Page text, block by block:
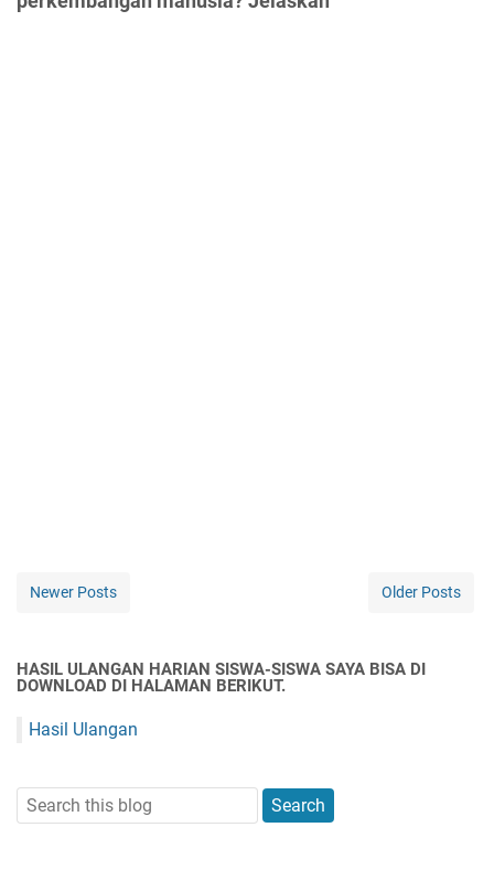
Newer Posts Older Posts
HASIL ULANGAN HARIAN SISWA-SISWA SAYA BISA DI
DOWNLOAD DI HALAMAN BERIKUT.
Hasil Ulangan